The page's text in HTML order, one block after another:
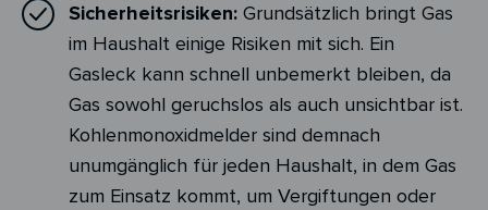
Sicherheitsrisiken:Grundsätzlich bringt Gas
im Haushalt einige Risiken mit sich. Ein
Gasleck kann schnell unbemerkt bleiben, da
Gas sowohl geruchslos als auch unsichtbar ist.
Kohlenmonoxidmelder sind demnach
unumgänglich für jeden Haushalt, in dem Gas
zum Einsatz kommt, um Vergiftungen oder